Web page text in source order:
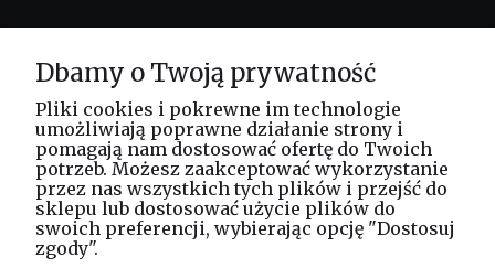
O nas
Masz pytania? Zadzwoń!
tel. kom. 730 994 188
Dbamy o Twoją prywatność
Pliki cookies i pokrewne im technologie
umożliwiają poprawne działanie strony i
pomagają nam dostosować ofertę do Twoich
potrzeb. Możesz zaakceptować wykorzystanie
przez nas wszystkich tych plików i przejść do
sklepu lub dostosować użycie plików do
swoich preferencji, wybierając opcję "Dostosuj
zgody".